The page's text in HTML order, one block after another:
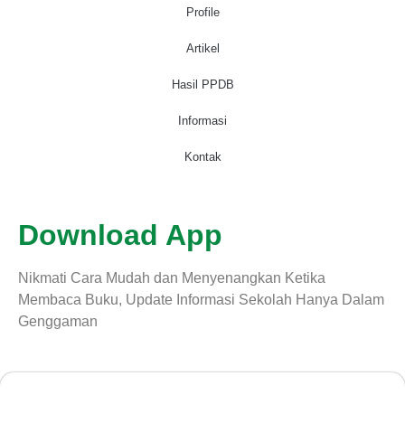
Profile
Artikel
Hasil PPDB
Informasi
Kontak
Download App
Nikmati Cara Mudah dan Menyenangkan Ketika
Membaca Buku, Update Informasi Sekolah Hanya Dalam
Genggaman